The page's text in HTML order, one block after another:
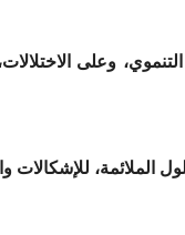
وعلى
الملائمة، للإشكالات